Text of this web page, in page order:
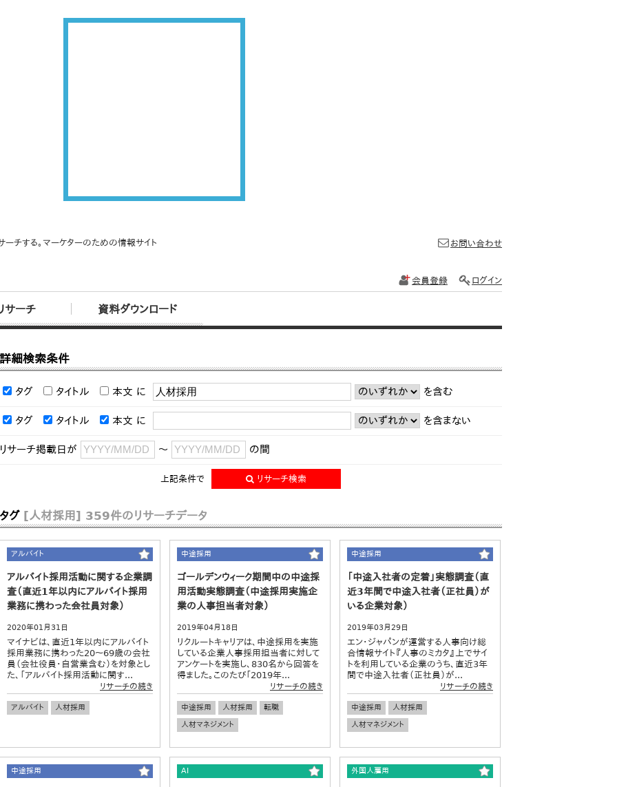
ーチする。マーケターのための情報サイト
サーチ 資料ダウンロード
お問い合わせ
会員登録 ログイン
詳細検索条件
タグ タイトル 本文 に を含む
タグ タイトル 本文 に を含まない
リサーチ掲載日が ～ の間
上記条件で リサーチ検索
タグ [人材採用] 359件のリサーチデータ
アルバイト
アルバイト採用活動に関する企業調
査（直近1年以内にアルバイト採用
業務に携わった会社員対象）
2020年01月31日
マイナビは、直近1年以内にアルバイト
採用業務に携わった20～69歳の会社
員（会社役員・自営業含む）を対象とし
た、「アルバイト採用活動に関す...
リサーチの続き
アルバイト 人材採用
中途採用
ゴールデンウィーク期間中の中途採
用活動実態調査（中途採用実施企
業の人事担当者対象）
2019年04月18日
リクルートキャリアは、中途採用を実施
している企業人事採用担当者に対して
アンケートを実施し、830名から回答を
得ました。このたび「2019年...
リサーチの続き
中途採用 人材採用
転職
人材マネジメント
中途採用
「中途入社者の定着」実態調査（直
近3年間で中途入社者（正社員）が
いる企業対象）
2019年03月29日
エン・ジャパンが運営する人事向け総
合情報サイト『人事のミカタ』上でサイ
トを利用している企業のうち、直近3年
間で中途入社者（正社員）が...
リサーチの続き
中途採用
人材採用
人材マネジメント
中途採用 AI 外国人雇用